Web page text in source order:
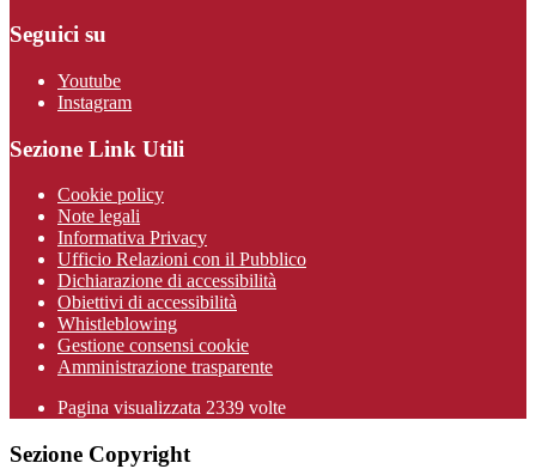
Seguici su
Youtube
Instagram
Sezione Link Utili
Cookie policy
Note legali
Informativa Privacy
Ufficio Relazioni con il Pubblico
Dichiarazione di accessibilità
Obiettivi di accessibilità
Whistleblowing
Gestione consensi cookie
Amministrazione trasparente
Pagina visualizzata 2339 volte
Sezione Copyright